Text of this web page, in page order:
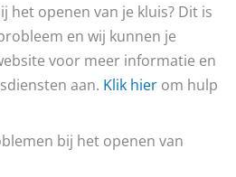
het openen van je kluis? Dit is
en wij kunnen je
voor meer informatie en
aan. Klik hier om hulp
bij het openen van